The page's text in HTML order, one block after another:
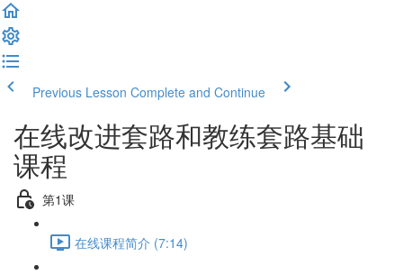
Previous Lesson Complete and Continue
在线改进套路和教练套路基础
课程
第1课
在线课程简介 (7:14)